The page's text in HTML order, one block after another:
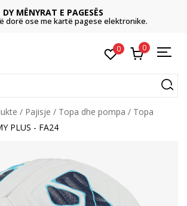
DY MËNYRAT E PAGESËS
dorë ose me kartë pagese elektronike.
0 0
Pajisje Topa dhe pompa
Topa
PLUS - FA24